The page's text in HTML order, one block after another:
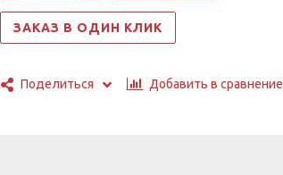
ЗАКАЗ В ОДИН КЛИК
Поделиться Добавить в сравнение